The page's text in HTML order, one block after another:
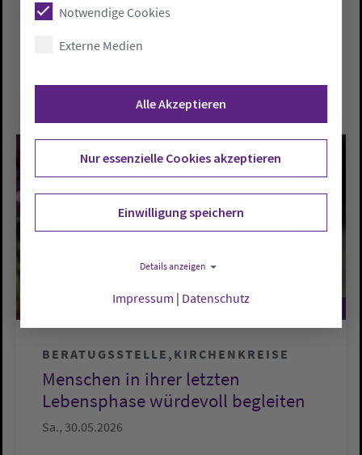
Wilhelmshaven hat eine neue Leitung
ehrenamtlichen Telefonseelsorgerinnen
BERATUGSSTELLE KIRCHENKREISE
Menschen in ihrer letzten
Lebensphase würdevoll begleiten
Sa., 30.05.2026
Notwendige Cookies
Externe Medien
Alle Akzeptieren
Nur essenzielle Cookies akzeptieren
Einwilligung speichern
Details anzeigen
Impressum | Datenschutz